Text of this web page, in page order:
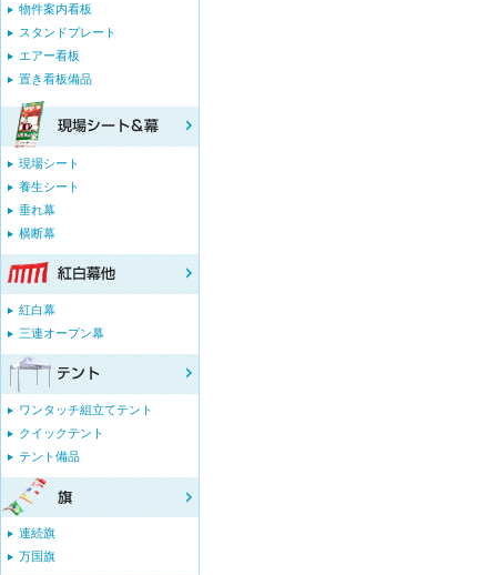
物件案内看板
スタンドプレート
エアー看板
置き看板備品
現場シート
養生シート
垂れ幕
横断幕
紅白幕
三連オープン幕
ワンタッチ組立てテント
クイックテント
テント備品
連続旗
万国旗